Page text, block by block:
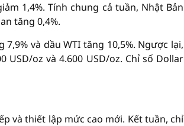
1,4%. Tính chung cả tuần, Nhật Bản
tăng 0,4%.
và dầu WTI tăng 10,5%. Ngược lại,
oz và 4.600 USD/oz. Chỉ số Dollar
và thiết lập mức cao mới. Kết tuần, chỉ